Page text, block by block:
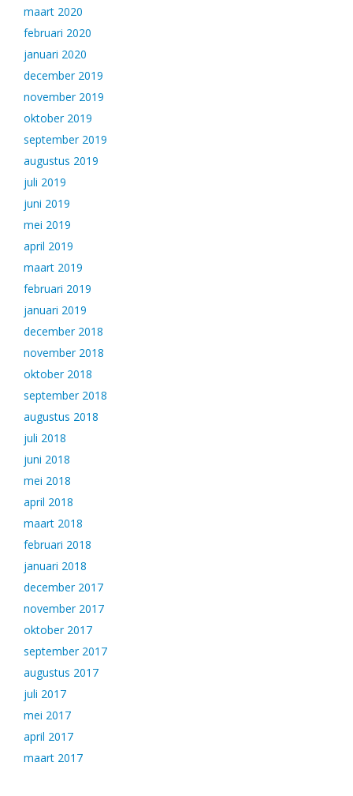
maart 2020
februari 2020
januari 2020
december 2019
november 2019
oktober 2019
september 2019
augustus 2019
juli 2019
juni 2019
mei 2019
april 2019
maart 2019
februari 2019
januari 2019
december 2018
november 2018
oktober 2018
september 2018
augustus 2018
juli 2018
juni 2018
mei 2018
april 2018
maart 2018
februari 2018
januari 2018
december 2017
november 2017
oktober 2017
september 2017
augustus 2017
juli 2017
mei 2017
april 2017
maart 2017